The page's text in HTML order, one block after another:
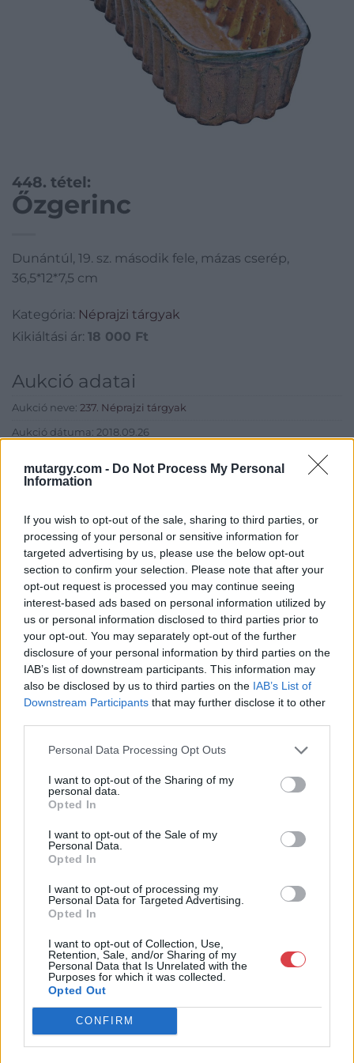
mutargy.com - Do Not Process My Personal
Information
If you wish to opt-out of the sale, sharing to third parties, or
processing of your personal or sensitive information for
targeted advertising by us, please use the below opt-out
section to confirm your selection. Please note that after your
opt-out request is processed you may continue seeing
interest-based ads based on personal information utilized by
us or personal information disclosed to third parties prior to
your opt-out. You may separately opt-out of the further
disclosure of your personal information by third parties on the
IAB’s list of downstream participants. This information may
also be disclosed by us to third parties on the IAB’s List of
Downstream Participants that may further disclose it to other
Personal Data Processing Opt Outs
I want to opt-out of the Sharing of my
personal data.
Opted In
I want to opt-out of the Sale of my
Personal Data.
Opted In
I want to opt-out of processing my
Personal Data for Targeted Advertising.
Opted In
I want to opt-out of Collection, Use,
Retention, Sale, and/or Sharing of my
Personal Data that Is Unrelated with the
Purposes for which it was collected.
Opted Out
CONFIRM
448. tétel:
Őzgerinc
Dunántúl, 19. sz. második fele, mázas cserép,
36,5*12*7,5 cm
Kategória: Néprajzi tárgyak
Kikiáltási ár: 18 000 Ft
Aukció adatai
Aukció neve: 237. Néprajzi tárgyak
Aukció dátuma: 2018.09.26
Aukció helye: Budapest, Balaton utca 8.
Eladó adatai
Eladó:Nagyházi Galéria és
Aukciósház
Cím: Müller Márta
Nagyházi Galéria és Aukciósház
Kft.
1055 Budapest, Balaton utca 8.
Telefon: +361 475 6000 +361
4756005
http://www.nagyhazi.hu
Bemutatkozás: Magas színvonalú festmények és műtárgyak,
bútorok, szőnyegek, üveg, porcelán és ezüst tárgyak, ékszerek,
néprajzi tárgyak értékesítése és aukcionálása. Hagyatékok és
a tárgyfelvétel folyamatos.
KAPCSOLÓDÓ MŰTÁRGYAK